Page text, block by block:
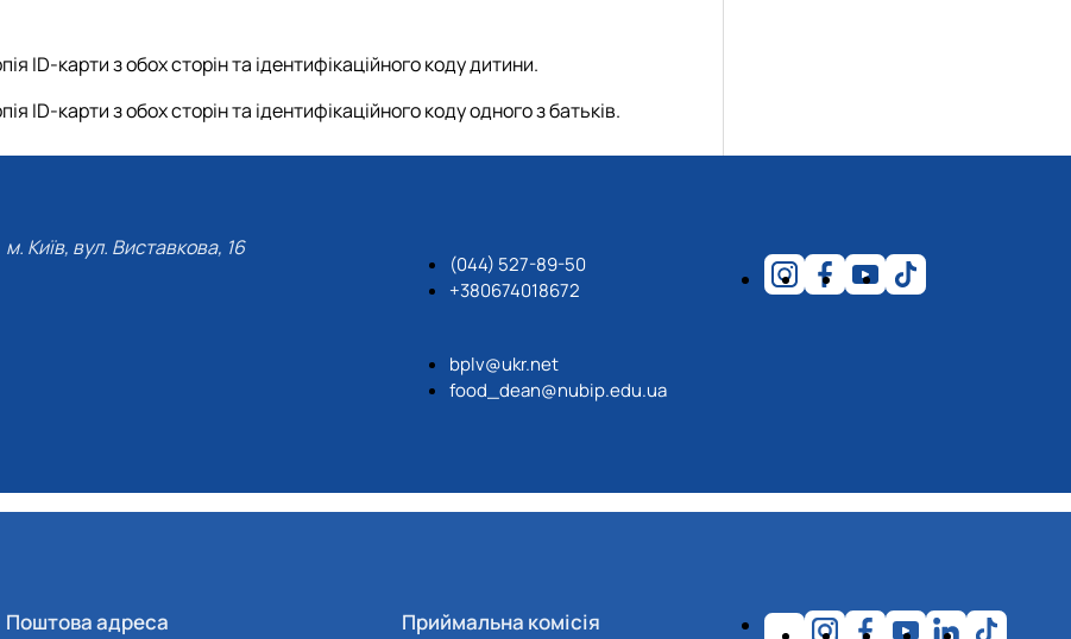
ID-карти з обох сторін та ідентифікаційного коду дитини.
ID-карти з обох сторін та ідентифікаційного коду одного з батьків.
м. Київ, вул. Виставкова, 16
(044) 527-89-50
+380674018672
bplv@ukr.net
food_dean@nubip.edu.ua
Поштова адреса Приймальна комісія